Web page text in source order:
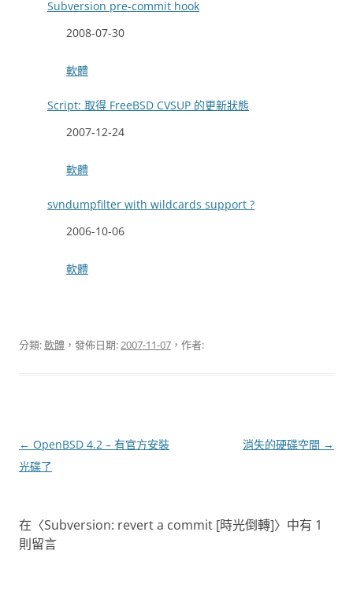
Subversion pre-commit hook
日期
2008-07-30
關於
軟體
Script: 取得 FreeBSD CVSUP 的更新狀態
日期
2007-12-24
關於
軟體
svndumpfilter with wildcards support ?
日期
2006-10-06
關於
軟體
分類:軟體 ，發佈日期: 2007-11-07 ，作者:
文
章
← OpenBSD 4.2 – 有官方安裝
光碟了
消失的硬碟空間 →
在〈Subversion: revert a commit [時光倒轉]〉中有 1
則留言